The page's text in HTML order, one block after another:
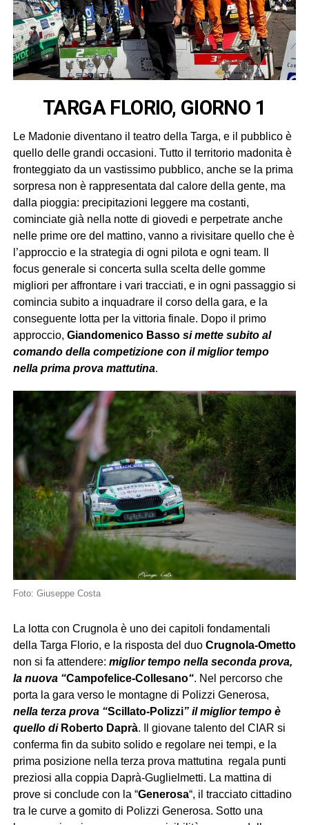
TARGA FLORIO, GIORNO 1
Le Madonie diventano il teatro della Targa, e il pubblico è
quello delle grandi occasioni. Tutto il territorio madonita è
fronteggiato da un vastissimo pubblico, anche se la prima
sorpresa non è rappresentata dal calore della gente, ma
dalla pioggia: precipitazioni leggere ma costanti,
cominciate già nella notte di giovedi e perpetrate anche
nelle prime ore del mattino, vanno a rivisitare quello che è
l’approccio e la strategia di ogni pilota e ogni team. Il
focus generale si concerta sulla scelta delle gomme
migliori per affrontare i vari tracciati, e in ogni passaggio si
comincia subito a inquadrare il corso della gara, e la
conseguente lotta per la vittoria finale. Dopo il primo
approccio, Giandomenico Bassosi mette subito al
comando della competizione con il miglior tempo
nella prima prova mattutina.
Foto: Giuseppe Costa
La lotta con Crugnola è uno dei capitoli fondamentali
della Targa Florio, e la risposta del duo Crugnola-Ometto
non si fa attendere: miglior tempo nella seconda prova,
la nuova “Campofelice-Collesano“. Nel percorso che
porta la gara verso le montagne di Polizzi Generosa,
nella terza prova “Scillato-Polizzi” il miglior tempo è
quello di Roberto Daprà. Il giovane talento del CIAR si
conferma fin da subito solido e regolare nei tempi, e la
prima posizione nella terza prova mattutina regala punti
preziosi alla coppia Daprà-Guglielmetti. La mattina di
prove si conclude con la “Generosa“, il tracciato cittadino
tra le curve a gomito di Polizzi Generosa. Sotto una